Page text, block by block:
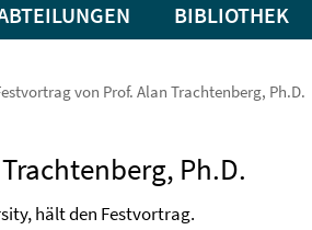
BIBLIOTHEK
von Prof. Alan Trachtenberg, Ph.D.
Ph.D.
hält den Festvortrag.